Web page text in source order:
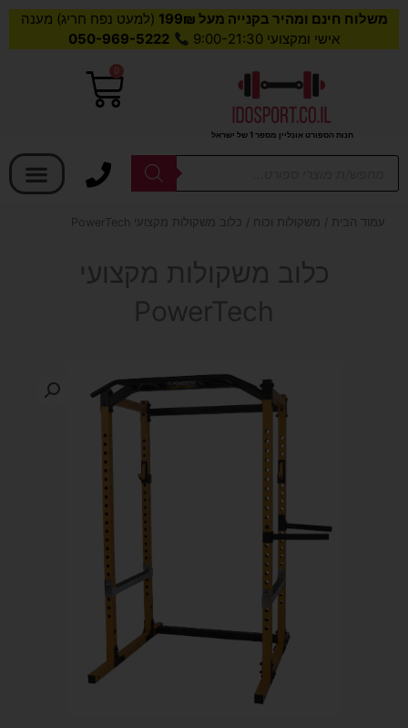
משלוח חינם ומהיר בקנייה מעל 199₪
(למעט נפח חריג) מענה
אישי ומקצועי 9:00-21:30
050-969-5222
חנות הספורט אונליין מספר 1 של ישראל
0
עגלת
Products
עמוד הבית / משקולות וכוח / כלוב משקולות מקצועי PowerTech
כלוב משקולות מקצועי
PowerTech